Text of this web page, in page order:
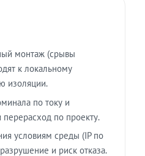
монтаж (срывы
к локальному
изоляции.
по току и
по проекту.
условиям среды (IP по
и риск отказа.